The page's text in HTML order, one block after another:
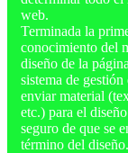
web.
Terminada la
conocimiento del
diseño de la
sistema de
enviar material
etc.) para el
seguro de que se
término del diseño.